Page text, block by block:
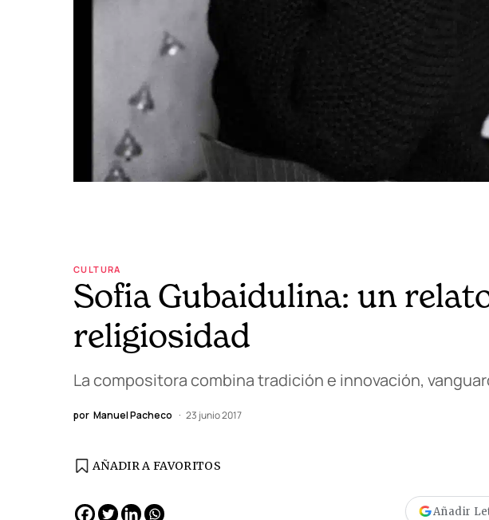
CULTURA
Sofia Gubaidulina: un
religiosidad
La compositora combina tradición e innovación,
por Manuel Pacheco 23 junio 2017
AÑADIR A FAVORITOS
Añadir